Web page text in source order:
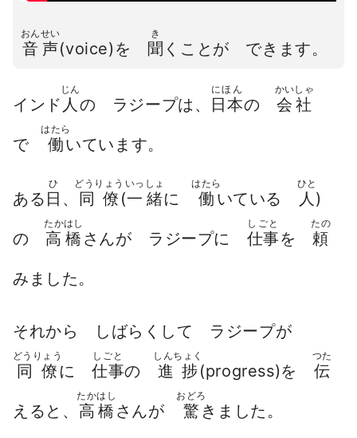
音声
おんせい
(voice)を 聞
き
くことが できます。
インド 人
じん
の ラジープは、 日本
にほん
の 会社
かいしゃ
で 働
はたら
いています。
ある 日
ひ
、 同僚
どうりょう
(一緒
いっしょ
に 働
はたら
いている 人
ひと
)
の 高橋
たかはし
さんが ラジープに 仕事
しごと
を頼
たの
みました。
それから しばらくして ラジープが
同僚
どうりょう
に 仕事
しごと
の 進捗
しんちょく
(progress)を 伝
つた
えると、 高橋
たかはし
さんが 驚
おどろ
きました。